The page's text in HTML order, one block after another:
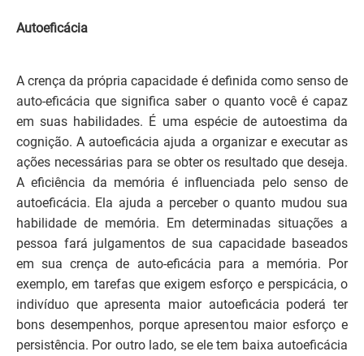
Autoeficácia
A crença da própria capacidade é definida como senso de
auto-eficácia que significa saber o quanto você é capaz
em suas habilidades. É uma espécie de autoestima da
cognição. A autoeficácia ajuda a organizar e executar as
ações necessárias para se obter os resultado que deseja.
A eficiência da memória é influenciada pelo senso de
autoeficácia. Ela ajuda a perceber o quanto mudou sua
habilidade de memória. Em determinadas situações a
pessoa fará julgamentos de sua capacidade baseados
em sua crença de auto-eficácia para a memória. Por
exemplo, em tarefas que exigem esforço e perspicácia, o
indivíduo que apresenta maior autoeficácia poderá ter
bons desempenhos, porque apresentou maior esforço e
persistência. Por outro lado, se ele tem baixa autoeficácia